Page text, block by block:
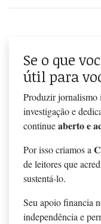
Se o que
útil para
Produzir jornalismo
investigação e
continueaberto e
Por isso criamos a
de leitores que
sustentá-lo.
Seu apoio financia
independência e